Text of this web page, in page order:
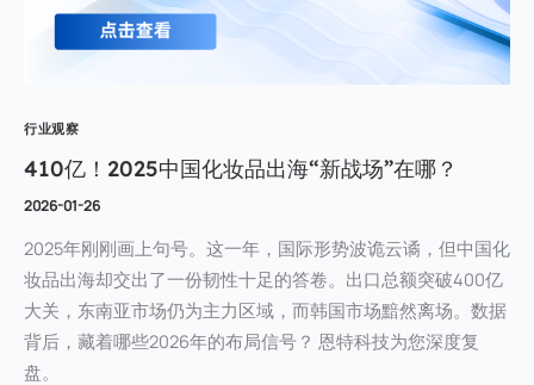
行业观察
410亿！2025中国化妆品出海“新战场”在哪？
2026-01-26
2025年刚刚画上句号。这一年，国际形势波诡云谲，但中国化
妆品出海却交出了一份韧性十足的答卷。出口总额突破400亿
大关，东南亚市场仍为主力区域，而韩国市场黯然离场。数据
背后，藏着哪些2026年的布局信号？ 恩特科技为您深度复
盘。